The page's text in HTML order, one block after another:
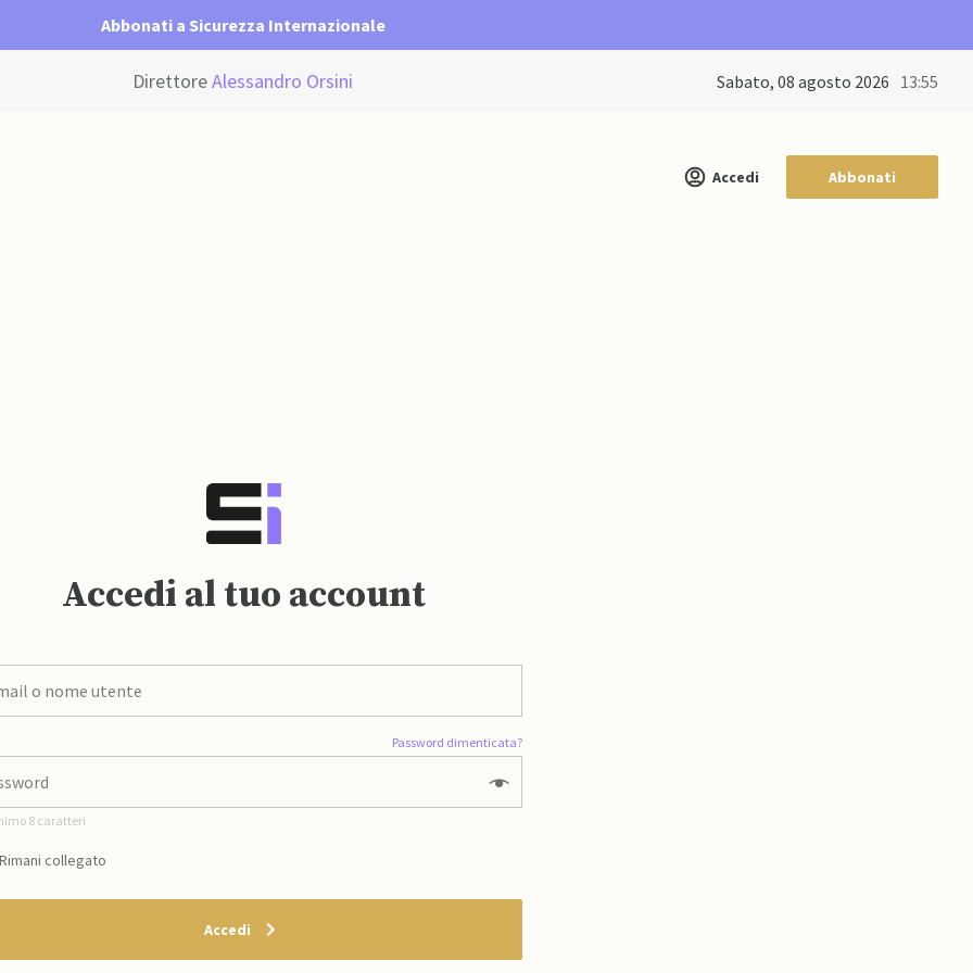
Abbonati a Sicurezza Internazionale
DirettoreAlessandro Orsini sabato, 08 agosto 2026 13:55
Accedi Abbonati
Accedi al tuo account
Password dimenticata?
8 caratteri
collegato
Accedi